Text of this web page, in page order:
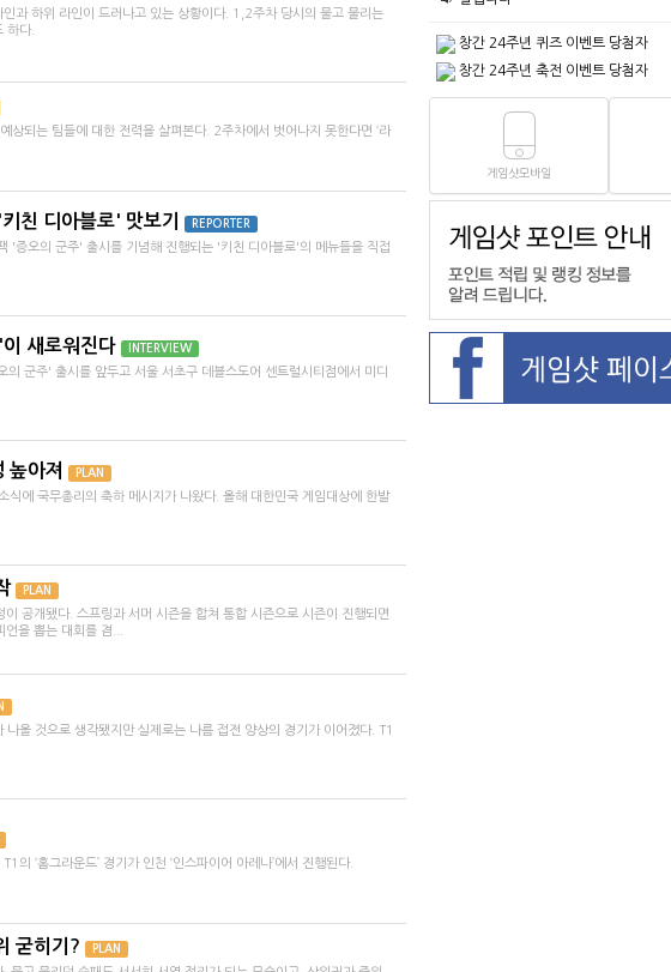
과 하위 라인이 드러나고 있는 상황이다. 1,2주차 당시의 물고 물리는
하다.
상되는 팀들에 대한 전력을 살펴본다. 2주차에서 벗어나지 못한다면 ‘라
친 디아블로' 맛보기 REPORTER
'증오의 군주' 출시를 기념해 진행되는 '키친 디아블로'의 메뉴들을 직접
새로워진다 INTERVIEW
군주' 출시를 앞두고 서울 서초구 데블스도어 센트럴시티점에서 미디
높아져 PLAN
에 국무총리의 축하 메시지가 나왔다. 올해 대한민국 게임대상에 한발
PLAN
공개됐다. 스프링과 서머 시즌을 합쳐 통합 시즌으로 시즌이 진행되면
언을 뽑는 대회를 겸...
올 것으로 생각됐지만 실제로는 나름 접전 양상의 경기가 이어졌다. T1
‘홈그라운드’ 경기가 인천 ‘인스파이어 아레나’에서 진행된다.
굳히기? PLAN
창간 24주년 퀴즈 이벤트 당첨자
창간 24주년 축전 이벤트 당첨자
게임샷모바일